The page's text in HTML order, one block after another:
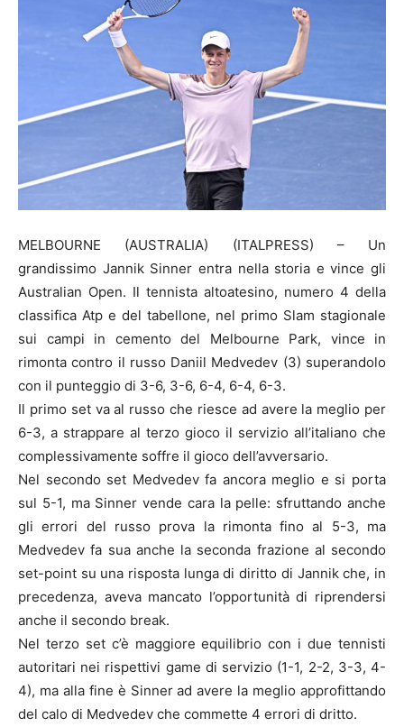
MELBOURNE (AUSTRALIA) (ITALPRESS) – Un
grandissimo Jannik Sinner entra nella storia e vince gli
Australian Open. Il tennista altoatesino, numero 4 della
classifica Atp e del tabellone, nel primo Slam stagionale
sui campi in cemento del Melbourne Park, vince in
rimonta contro il russo Daniil Medvedev (3) superandolo
con il punteggio di 3-6, 3-6, 6-4, 6-4, 6-3.
Il primo set va al russo che riesce ad avere la meglio per
6-3, a strappare al terzo gioco il servizio all’italiano che
complessivamente soffre il gioco dell’avversario.
Nel secondo set Medvedev fa ancora meglio e si porta
sul 5-1, ma Sinner vende cara la pelle: sfruttando anche
gli errori del russo prova la rimonta fino al 5-3, ma
Medvedev fa sua anche la seconda frazione al secondo
set-point su una risposta lunga di diritto di Jannik che, in
precedenza, aveva mancato l’opportunità di riprendersi
anche il secondo break.
Nel terzo set c’è maggiore equilibrio con i due tennisti
autoritari nei rispettivi game di servizio (1-1, 2-2, 3-3, 4-
4), ma alla fine è Sinner ad avere la meglio approfittando
del calo di Medvedev che commette 4 errori di dritto.